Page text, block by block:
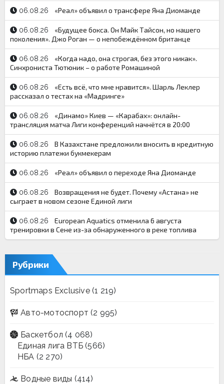
06.08.26 «Реал» объявил о трансфере Яна Диоманде
06.08.26
«Будущее бокса. Он Майк Тайсон, но нашего
поколения». Джо Роган — о непобеждённом британце
06.08.26
«Когда надо, она строгая, без этого никак».
Синхрониста Тютюник – о работе Ромашиной
06.08.26
«Есть всё, что мне нравится». Шарль Леклер
рассказал о тестах на «Мадринге»
06.08.26
«Динамо» Киев — «Карабах»: онлайн-
трансляция матча Лиги конференций начнётся в 20:00
06.08.26
В Казахстане предложили вносить в кредитную
историю платежи букмекерам
06.08.26 «Реал» объявил о переходе Яна Диоманде
06.08.26
Возвращения не будет. Почему «Астана» не
сыграет в новом сезоне Единой лиги
06.08.26
European Aquatics отменила 6 августа
тренировки в Сене из-за обнаруженного в реке топлива
Рубрики
Sportmaps Exclusive(1 219)
Авто-мотоспорт (2 995)
Баскетбол (4 068)
Единая лига ВТБ (566)
НБА (2 270)
Водные виды (414)